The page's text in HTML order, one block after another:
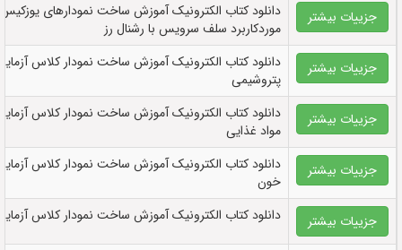
جزییات بیشتر
دانلود کتاب الکترونيک آموزش ساخت نمودارهای یوزکیس
موردکاربرد سلف سرویس با رشنال رز
جزییات بیشتر
دانلود کتاب الکترونيک آموزش ساخت نمودار کلاس
پتروشیمی
جزییات بیشتر
دانلود کتاب الکترونيک آموزش ساخت نمودار کلاس
مواد غذایی
جزییات بیشتر
دانلود کتاب الکترونيک آموزش ساخت نمودار کلاس
خون
جزییات بیشتر
دانلود کتاب الکترونيک آموزش ساخت نمودار کلاس